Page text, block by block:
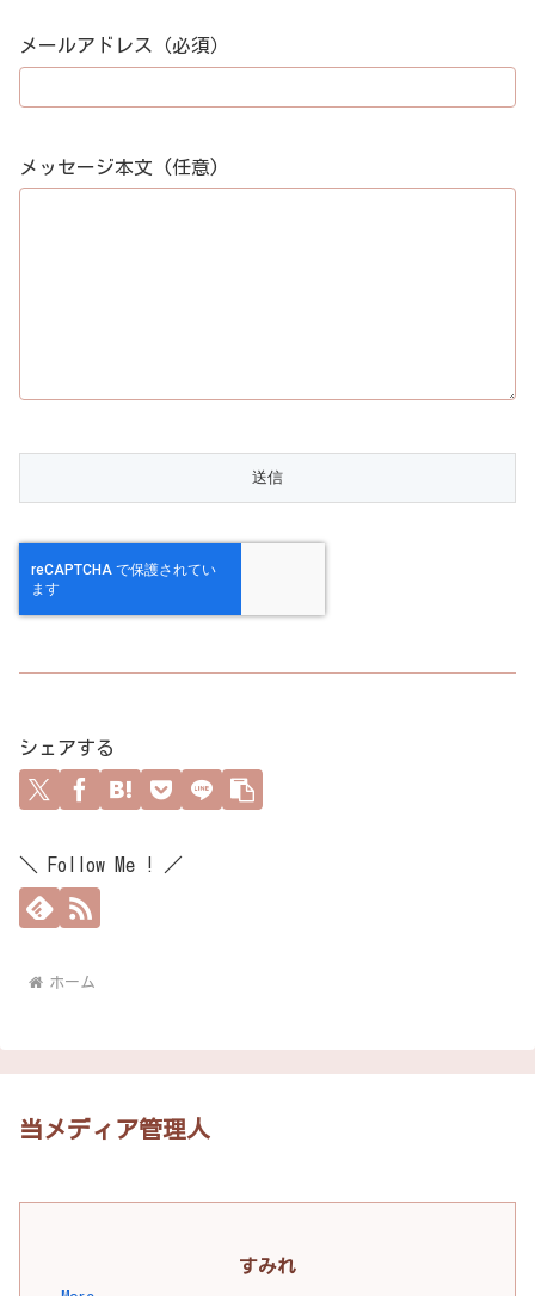
メールアドレス（必須）
メッセージ本文 (任意)
シェアする
＼ Follow Me ! ／
ホーム
当メディア管理人
すみれ